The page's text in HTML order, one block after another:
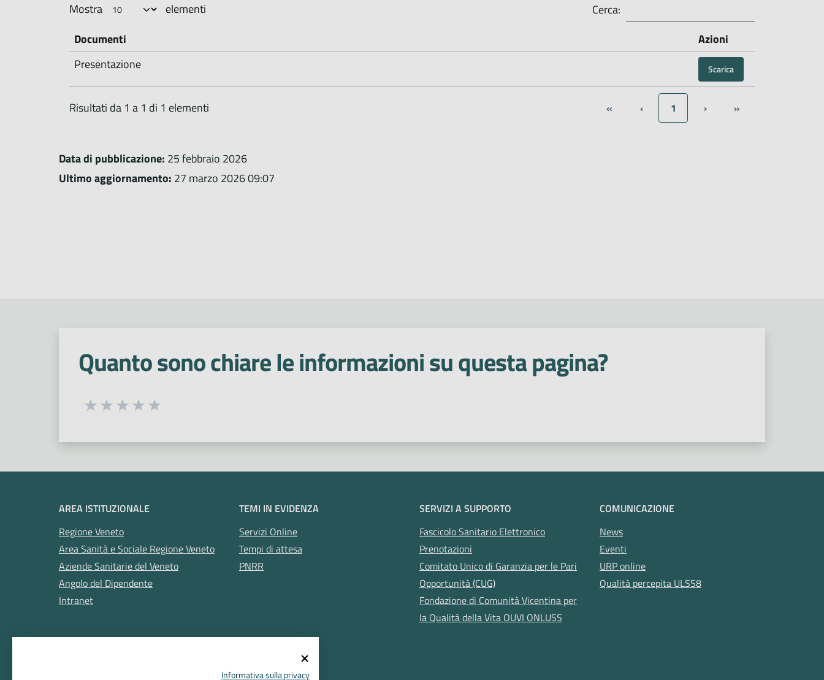
Mostra elementi
Cerca:
Documenti
Azioni
Presentazione
Scarica
Risultati da 1 a 1 di 1 elementi « ‹ 1 › »
Data di pubblicazione: 25 febbraio 2026
Ultimo aggiornamento: 27 marzo 2026 09:07
Quanto sono chiare le informazioni su questa pagina?
Seleziona una valutazione da 1 a 5 stelle
AREA ISTITUZIONALE
Regione Veneto
Area Sanità e Sociale Regione Veneto
Aziende Sanitarie del Veneto
Angolo del Dipendente
Intranet
TEMI IN EVIDENZA
Servizi Online
Tempi di attesa
PNRR
SERVIZI A SUPPORTO
Fascicolo Sanitario Elettronico
Prenotazioni
Comitato Unico di Garanzia per le Pari
Opportunità (CUG)
Fondazione di Comunità Vicentina per
la Qualità della Vita OUVI ONLUSS
COMUNICAZIONE
News
Eventi
URP online
Qualità percepita ULSS8
Informativa sulla privacy